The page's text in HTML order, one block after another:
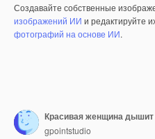
Создавайте собственные
изображений ИИ и редактируйте
фотографий на основе ИИ.
Красивая женщина
gpointstudio